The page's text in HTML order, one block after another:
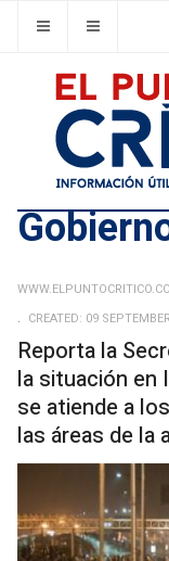
CREATED: 09
Reporta la
la situación en
se atiende a
las áreas de la